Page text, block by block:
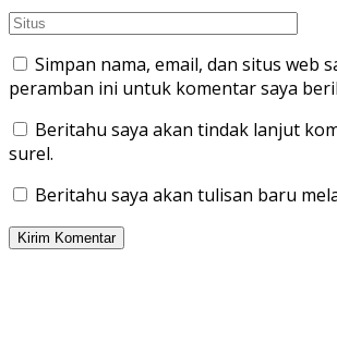
Simpan nama, email, dan situs web
peramban ini untuk komentar saya
Beritahu saya akan tindak lanjut
surel.
Beritahu saya akan tulisan baru